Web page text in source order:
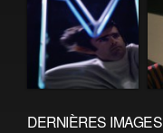
DERNIÈRES IMAGES